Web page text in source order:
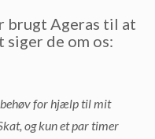
brugt Ageras til at
siger de om os:
behøv for hjælp til mit
og kun et par timer